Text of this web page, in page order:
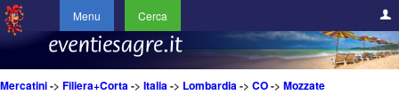
Menu Cerca
Mercatini-> Filiera+Corta-> Italia-> Lombardia-> CO-> Mozzate